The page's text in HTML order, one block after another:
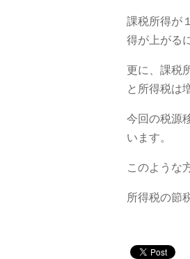
課税所得が
得が上がる
更に、課税
と所得税は
今回の税源
います。
このような
所得税の節